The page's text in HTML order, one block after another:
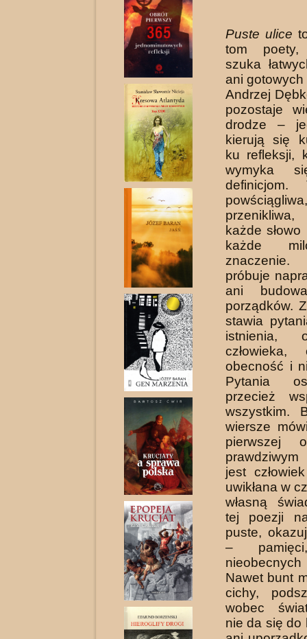
Puste ulice
tom
szuka
ani
Andrzej
pozostaje
drodze –
kierują się
ku refleksji,
wymyka
definicjom.
każde
każde
próbuje
ani
porządków.
stawia
istnienia,
obecność i
Pytania
przecież
wszystkim.
wiersze
pierwszej
jest
uwikłana w
własną
tej poezji
puste,
–
Nawet bunt
cichy,
wobec
nie da się do